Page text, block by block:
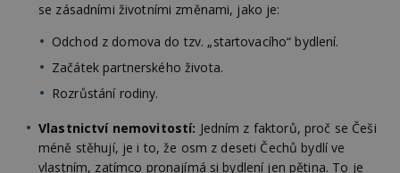
se zásadními životními změnami, jako je:
Odchod z domova do tzv. „startovacího“ bydlení.
Začátek partnerského života.
Rozrůstání rodiny.
Vlastnictví nemovitostí: Jedním z faktorů, proč se Češi
méně stěhují, je i to, že osm z deseti Čechů bydlí ve
vlastním, zatímco pronajímá si bydlení jen pětina. To je